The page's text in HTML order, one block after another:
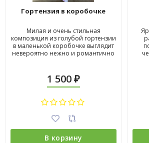
Гортензия в коробочке
Милая и очень стильная
композиция из голубой гортензии
в маленькой коробочке выглядит
невероятно нежно и романтично
1 500 ₽
В корзину